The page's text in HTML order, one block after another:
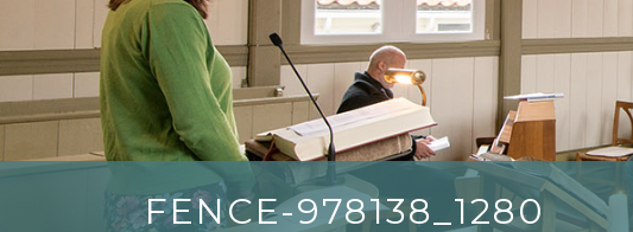
FENCE-978138_1280